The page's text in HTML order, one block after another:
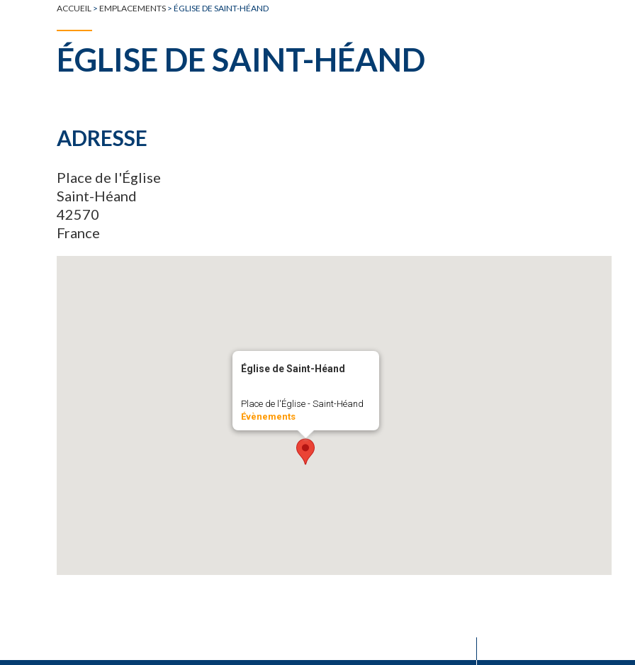
ACCUEIL > EMPLACEMENTS > ÉGLISE DE SAINT-HÉAND
ÉGLISE DE SAINT-HÉAND
ADRESSE
Place de l'Église
Saint-Héand
42570
France
Église de Saint-Héand
Place de l'Église - Saint-Héand
Évènements